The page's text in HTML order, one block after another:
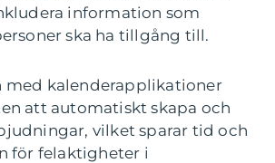
information som
ska ha tillgång till.
med kalenderapplikationer
att automatiskt skapa och
vilket sparar tid och
för felaktigheter i